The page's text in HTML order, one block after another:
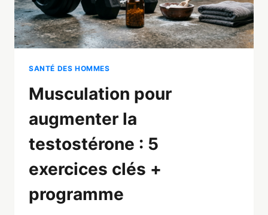
SANTÉ DES HOMMES
Musculation pour
augmenter la
testostérone : 5
exercices clés +
programme